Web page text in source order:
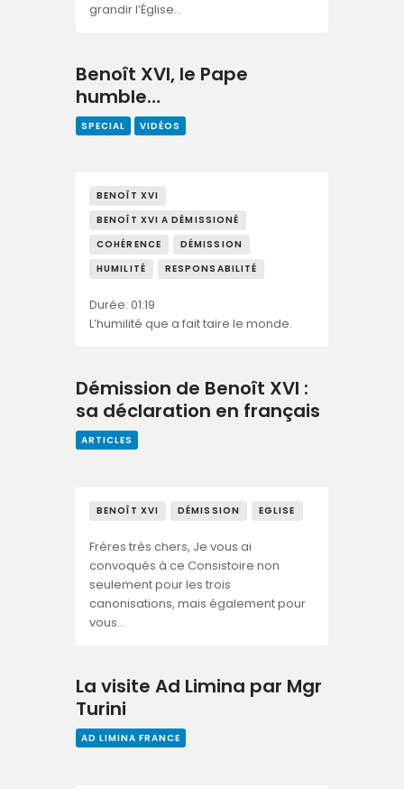
grandir l’Église…
Benoît XVI, le Pape
humble…
SPECIAL VIDÉOS
BENOÎT XVI
BENOÎT XVI A DÉMISSIONÉ
COHÉRENCE
DÉMISSION
HUMILITÉ
RESPONSABILITÉ
Durée: 01:19
L’humilité que a fait taire le monde.
Démission de Benoît XVI :
sa déclaration en français
ARTICLES
BENOÎT XVI DÉMISSION EGLISE
Frères très chers, Je vous ai
convoqués à ce Consistoire non
seulement pour les trois
canonisations, mais également pour
vous…
La visite Ad Limina par Mgr
Turini
AD LIMINA FRANCE